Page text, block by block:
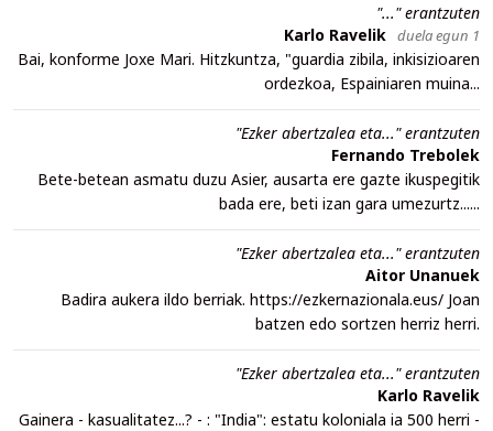
"..." erantzuten
Karlo Ravelik duela egun 1
Bai, konforme Joxe Mari. Hitzkuntza, "guardia zibila, inkisizioaren
ordezkoa, Espainiaren muina...
"Ezker abertzalea eta..." erantzuten
Fernando Trebolek
Bete-betean asmatu duzu Asier, ausarta ere gazte ikuspegitik
bada ere, beti izan gara umezurtz......
"Ezker abertzalea eta..." erantzuten
Aitor Unanuek
Badira aukera ildo berriak. https://ezkernazionala.eus/ Joan
batzen edo sortzen herriz herri.
"Ezker abertzalea eta..." erantzuten
Karlo Ravelik
Gainera - kasualitatez...? - : "India": estatu koloniala ia 500 herri -